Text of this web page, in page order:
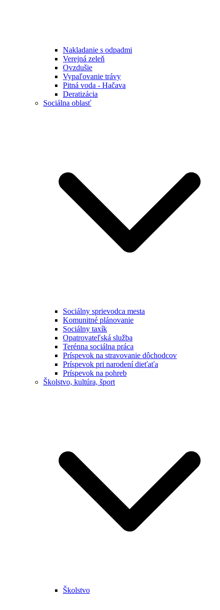
Nakladanie s odpadmi
Verejná zeleň
Ovzdušie
Vypaľovanie trávy
Pitná voda - Hačava
Deratizácia
Sociálna oblasť
Sociálny sprievodca mesta
Komunitné plánovanie
Sociálny taxík
Opatrovateľská služba
Terénna sociálna práca
Príspevok na stravovanie dôchodcov
Príspevok pri narodení dieťaťa
Príspevok na pohreb
Školstvo, kultúra, šport
Školstvo